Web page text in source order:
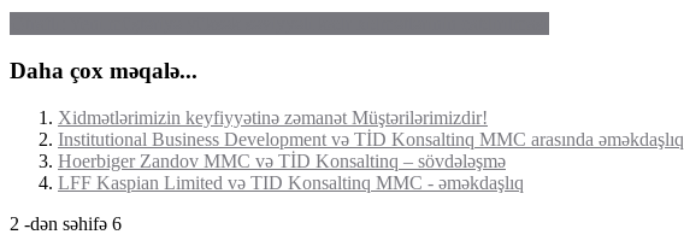
Daha çox məqalə...
Xidmətlərimizin keyfiyyətinə zəmanət Müştərilərimizdir!
Institutional Business Development və TİD Konsaltinq MMC arasında əməkdaşlıq
Hoerbiger Zandov MMC və TİD Konsaltinq – sövdələşmə
LFF Kaspian Limited və TID Konsaltinq MMC - əməkdaşlıq
2 -dən səhifə 6